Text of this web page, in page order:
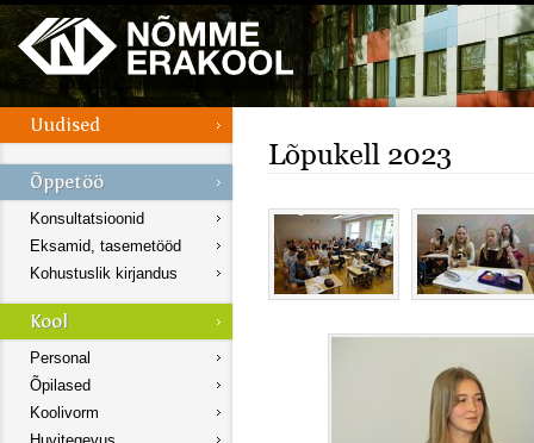
Konsultatsioonid
Eksamid, tasemetööd
Kohustuslik kirjandus
Personal
Õpilased
Koolivorm
Lõpukell 2023